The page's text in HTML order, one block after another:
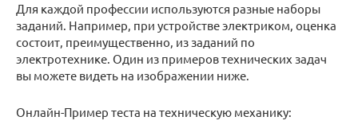
Для каждой профессии используются разные наборы
заданий. Например, при устройстве электриком, оценка
состоит, преимущественно, из заданий по
электротехнике. Один из примеров технических задач
вы можете видеть на изображении ниже.
Онлайн-Пример теста на техническую механику: